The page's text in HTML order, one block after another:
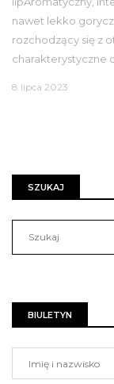
nawet lekko
rozchodzący się z
charakterystyczne
8 lipca 2023
SZUKAJ
BIULETYN